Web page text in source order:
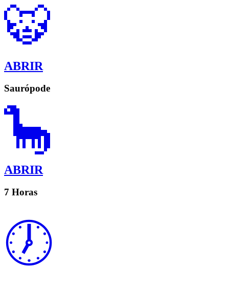
🐯
ABRIR
Saurópode
🦕
ABRIR
7 Horas
🕖